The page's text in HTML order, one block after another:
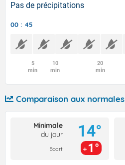
Pas de précipitations
00 : 45
5
min
10
min
20
min
Comparaison aux normales
Minimale
du jour
Ecart
14°
1°